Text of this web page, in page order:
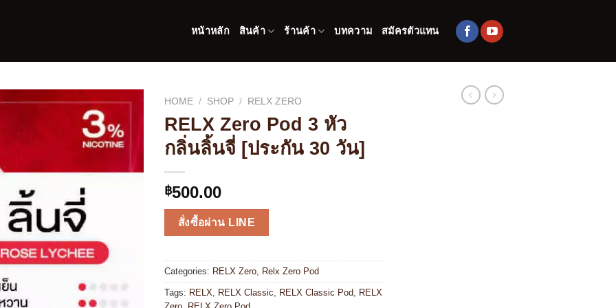
หน้าหลัก สินค้า ร้านค้า บทความ สมัครตัวแทน
HOME / SHOP / RELX ZERO
RELX Zero Pod 3 หัว
กลิ่นลิ้นจี่ [ประกัน 30 วัน]
฿500.00
สั่งซื้อผ่าน LINE
Categories: RELX Zero, Relx Zero Pod
Tags: RELX, RELX Classic, RELX Classic Pod, RELX